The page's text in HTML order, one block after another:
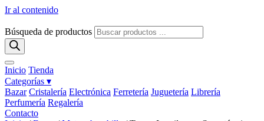
Ir al contenido
Búsqueda de productos
Inicio Tienda
Categorías ▾
Bazar Cristalería Electrónica Ferretería Juguetería Librería
Perfumería Regalería
Contacto